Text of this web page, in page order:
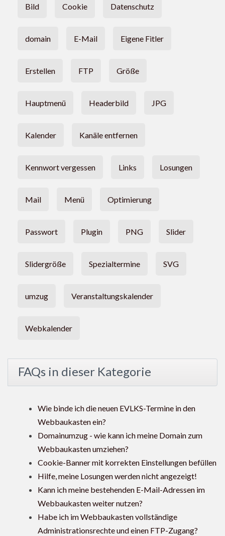
Bild Cookie Datenschutz
domain E-Mail Eigene Fitler
Erstellen FTP Größe
Hauptmenü Headerbild JPG
Kalender Kanäle entfernen
Kennwort vergessen Links Losungen
Mail Menü Optimierung
Passwort Plugin PNG Slider
Slidergröße Spezialtermine SVG
umzug Veranstaltungskalender
Webkalender
FAQs in dieser Kategorie
Wie binde ich die neuen EVLKS-Termine in den
Webbaukasten ein?
Domainumzug - wie kann ich meine Domain zum
Webbaukasten umziehen?
Cookie-Banner mit korrekten Einstellungen befüllen
Hilfe, meine Losungen werden nicht angezeigt!
Kann ich meine bestehenden E-Mail-Adressen im
Webbaukasten weiter nutzen?
Habe ich im Webbaukasten vollständige
Administrationsrechte und einen FTP-Zugang?